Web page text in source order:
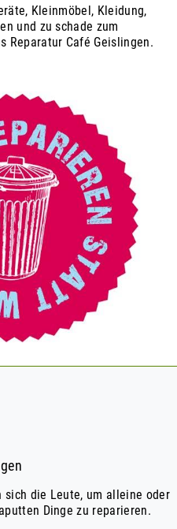
Kleinmöbel, Kleidung,
und zu schade zum
Reparatur Café Geislingen.
sich die Leute, um alleine oder
Dinge zu reparieren.